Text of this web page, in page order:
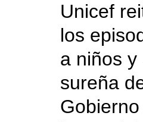
Unicef
los
a niños
sureña